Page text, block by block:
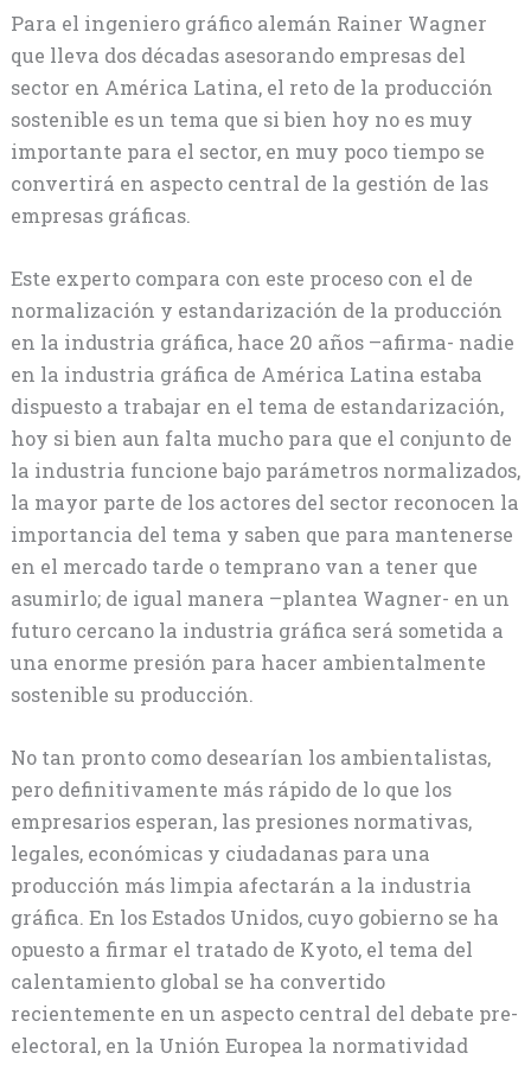
Para el ingeniero gráfico alemán Rainer Wagner
que lleva dos décadas asesorando empresas del
sector en América Latina, el reto de la producción
sostenible es un tema que si bien hoy no es muy
importante para el sector, en muy poco tiempo se
convertirá en aspecto central de la gestión de las
empresas gráficas.
Este experto compara con este proceso con el de
normalización y estandarización de la producción
en la industria gráfica, hace 20 años –afirma- nadie
en la industria gráfica de América Latina estaba
dispuesto a trabajar en el tema de estandarización,
hoy si bien aun falta mucho para que el conjunto de
la industria funcione bajo parámetros normalizados,
la mayor parte de los actores del sector reconocen la
importancia del tema y saben que para mantenerse
en el mercado tarde o temprano van a tener que
asumirlo; de igual manera –plantea Wagner- en un
futuro cercano la industria gráfica será sometida a
una enorme presión para hacer ambientalmente
sostenible su producción.
No tan pronto como desearían los ambientalistas,
pero definitivamente más rápido de lo que los
empresarios esperan, las presiones normativas,
legales, económicas y ciudadanas para una
producción más limpia afectarán a la industria
gráfica. En los Estados Unidos, cuyo gobierno se ha
opuesto a firmar el tratado de Kyoto, el tema del
calentamiento global se ha convertido
recientemente en un aspecto central del debate pre-
electoral, en la Unión Europea la normatividad